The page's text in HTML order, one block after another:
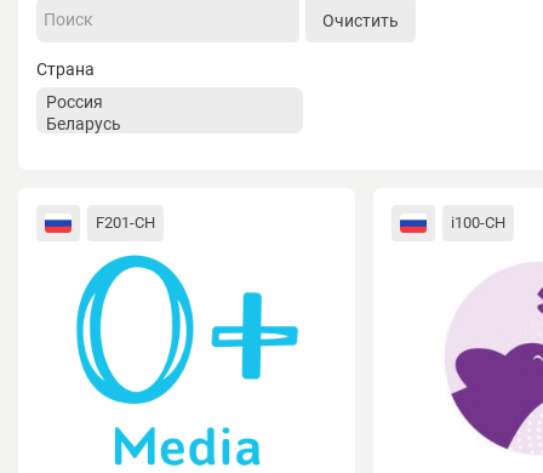
Очистить
Страна
F201-CH i100-CH